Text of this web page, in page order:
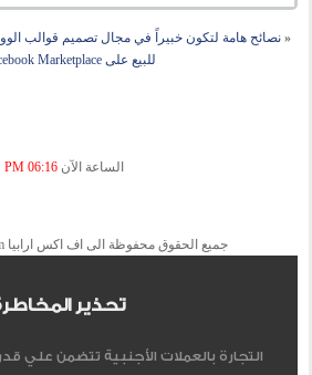
« نصائح هامة لتكون خبيراً في مجال تصميم قوالب
للبيع على Facebook Marketplace
الساعة الآن 06:16 PM
جميع الحقوق محفوظة الى اف اكس ارابيا www.fx-arabia.com
تحذير
التجارة بالعملات الأجنبية تتضمن علي